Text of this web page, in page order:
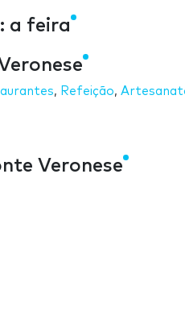
a feira
, Refeição,
Veronese